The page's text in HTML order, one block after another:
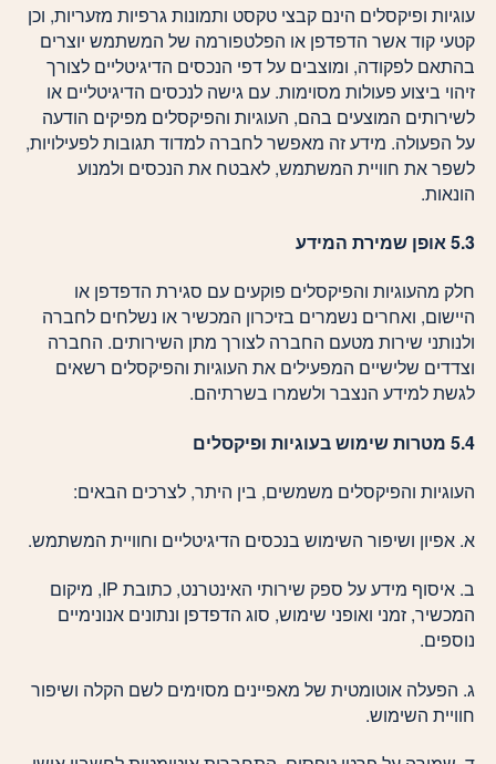
עוגיות ופיקסלים הינם קבצי טקסט ותמונות גרפיות מזעריות, וכן
קטעי קוד אשר הדפדפן או הפלטפורמה של המשתמש יוצרים
בהתאם לפקודה, ומוצבים על דפי הנכסים הדיגיטליים לצורך
זיהוי ביצוע פעולות מסוימות. עם גישה לנכסים הדיגיטליים או
לשירותים המוצעים בהם, העוגיות והפיקסלים מפיקים הודעה
על הפעולה. מידע זה מאפשר לחברה למדוד תגובות לפעילויות,
לשפר את חוויית המשתמש, לאבטח את הנכסים ולמנוע
הונאות.
5.3 אופן שמירת המידע
חלק מהעוגיות והפיקסלים פוקעים עם סגירת הדפדפן או
היישום, ואחרים נשמרים בזיכרון המכשיר או נשלחים לחברה
ולנותני שירות מטעם החברה לצורך מתן השירותים. החברה
וצדדים שלישיים המפעילים את העוגיות והפיקסלים רשאים
לגשת למידע הנצבר ולשמרו בשרתיהם.
5.4 מטרות שימוש בעוגיות ופיקסלים
העוגיות והפיקסלים משמשים, בין היתר, לצרכים הבאים:
א. אפיון ושיפור השימוש בנכסים הדיגיטליים וחוויית המשתמש.
ב. איסוף מידע על ספק שירותי האינטרנט, כתובת IP, מיקום
המכשיר, זמני ואופני שימוש, סוג הדפדפן ונתונים אנונימיים
נוספים.
ג. הפעלה אוטומטית של מאפיינים מסוימים לשם הקלה ושיפור
חוויית השימוש.